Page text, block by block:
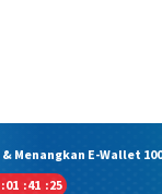
Menangkan E-Wallet
:01 :41 :24